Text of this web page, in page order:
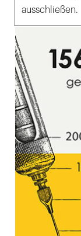
ausschließen.